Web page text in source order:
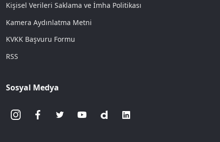
Kişisel Verileri Saklama ve İmha Politikası
Kamera Aydınlatma Metni
KVKK Başvuru Formu
RSS
Sosyal Medya